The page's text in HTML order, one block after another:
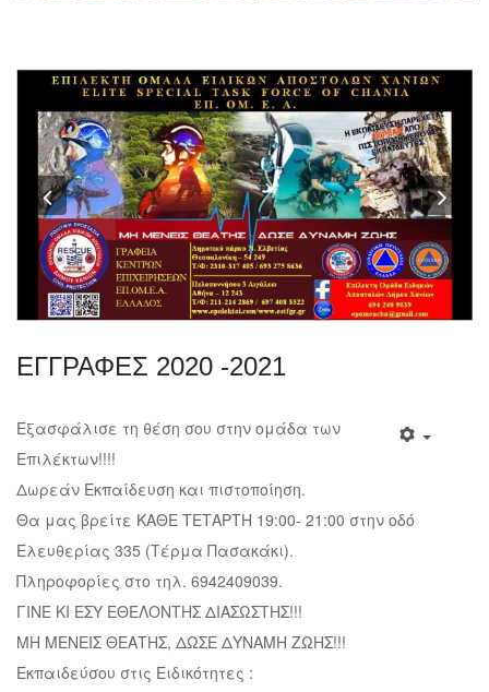
Previous
Επιλέκτων!!!!
Δωρεάν Εκπαίδευση και πιστοποίηση.
Θα μας βρείτε ΚΑΘΕ ΤΕΤΑΡΤΗ 19:00- 21:00 στην οδό
Ελευθερίας 335 (Τέρμα Πασακάκι).
Πληροφορίες στο τηλ. 6942409039.
ΓΙΝΕ ΚΙ ΕΣΥ ΕΘΕΛΟΝΤΗΣ ΔΙΑΣΩΣΤΗΣ!!!
ΜΗ ΜΕΝΕΙΣ ΘΕΑΤΗΣ, ΔΩΣΕ ΔΥΝΑΜΗ ΖΩΗΣ!!!
Εκπαιδεύσου στις Ειδικότητες :
• Α' Βοήθειες